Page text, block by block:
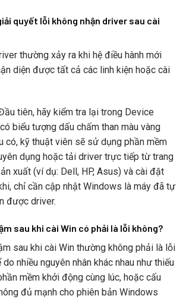
quyết lỗi không nhận driver sau cài
thường xảy ra khi hệ điều hành mới
diện được tất cả các linh kiện hoặc cài
tiên, hãy kiểm tra lại trong Device
biểu tượng dấu chấm than màu vàng
có, kỹ thuật viên sẽ sử dụng phần mềm
dụng hoặc tải driver trực tiếp từ trang
xuất (ví dụ: Dell, HP, Asus) và cài đặt
chỉ cần cập nhật Windows là máy đã tự
được driver.
sau khi cài Win có phải là lỗi không?
sau khi cài Win thường không phải là lỗi
nhiều nguyên nhân khác nhau như thiếu
mềm khởi động cùng lúc, hoặc cấu
đủ mạnh cho phiên bản Windows